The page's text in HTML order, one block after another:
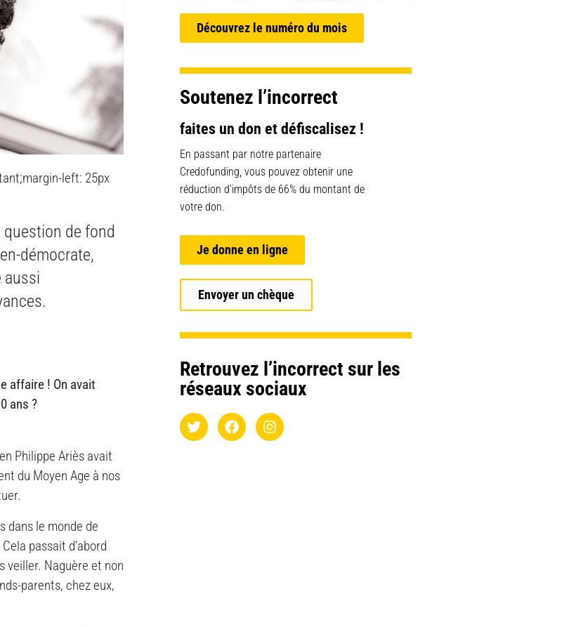
left: 25px
question de fond
démocrate,
aussi
affaire ! On avait
ans ?
Philippe Ariès avait
du Moyen Age à nos
dans le monde de
passait d’abord
veiller. Naguère et non
parents, chez eux,
Découvrez le numéro du mois
Soutenez l’incorrect
faites un don et défiscalisez !
En passant par notre partenaire
Credofunding, vous pouvez obtenir une
réduction d’impôts de 66% du montant de
votre don.
Je donne en ligne
Envoyer un chèque
Retrouvez l’incorrect sur les
réseaux sociaux